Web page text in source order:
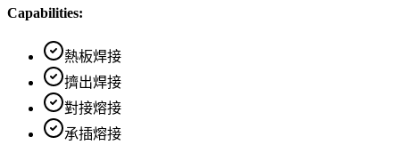
Capabilities:
熱板焊接
擠出焊接
對接熔接
承插熔接